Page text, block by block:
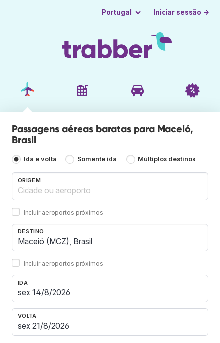
Portugal Iniciar sessão →
Passagens aéreas baratas para Maceió,
Brasil
Ida e volta Somente ida Múltiplos destinos
ORIGEM
Incluir aeroportos próximos
DESTINO
Incluir aeroportos próximos
IDA
VOLTA